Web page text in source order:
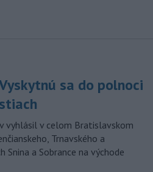
Vyskytnú sa do polnoci
vyhlásil v celom Bratislavskom
Trnavského a
Snina a Sobrance na východe